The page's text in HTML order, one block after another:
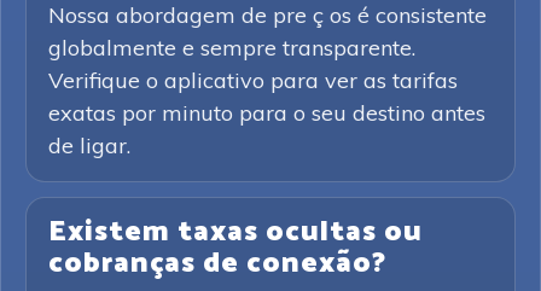
Nossa abordagem de pre ç os é consistente
globalmente e sempre transparente.
Verifique o aplicativo para ver as tarifas
exatas por minuto para o seu destino antes
de ligar.
Existem taxas ocultas ou
cobranças de conexão?